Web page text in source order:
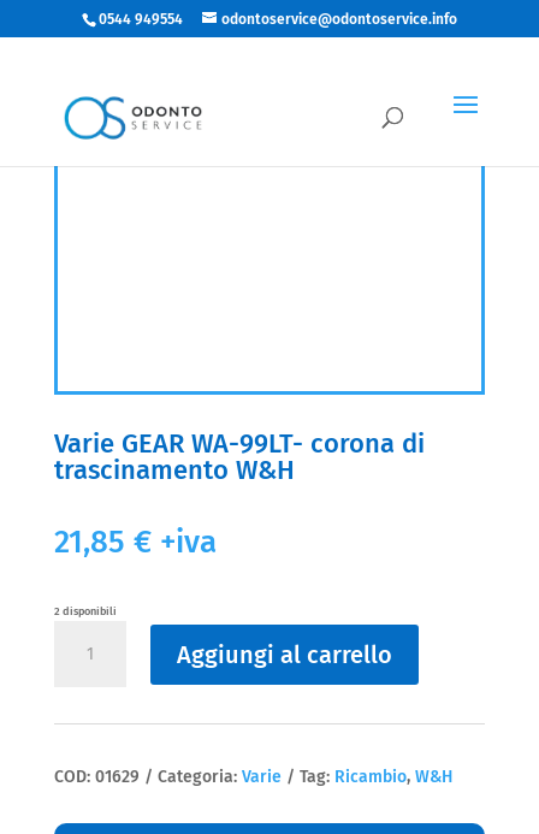
0544 949554 odontoservice@odontoservice.info
Varie GEAR WA-99LT- corona di
trascinamento W&H
21,85 € +iva
2 disponibili
W&H
Aggiungi al carrello
COD: 01629 Categoria: Varie Tag: Ricambio, W&H